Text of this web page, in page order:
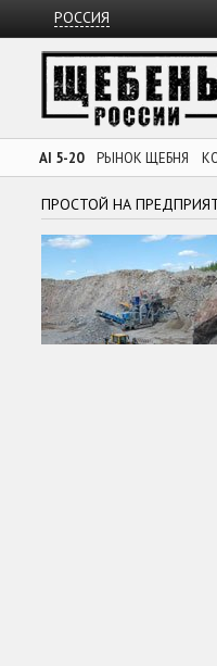
РОССИЯ
AI 5-20 РЫНОК ЩЕБНЯ
ПРОСТОЙ НА